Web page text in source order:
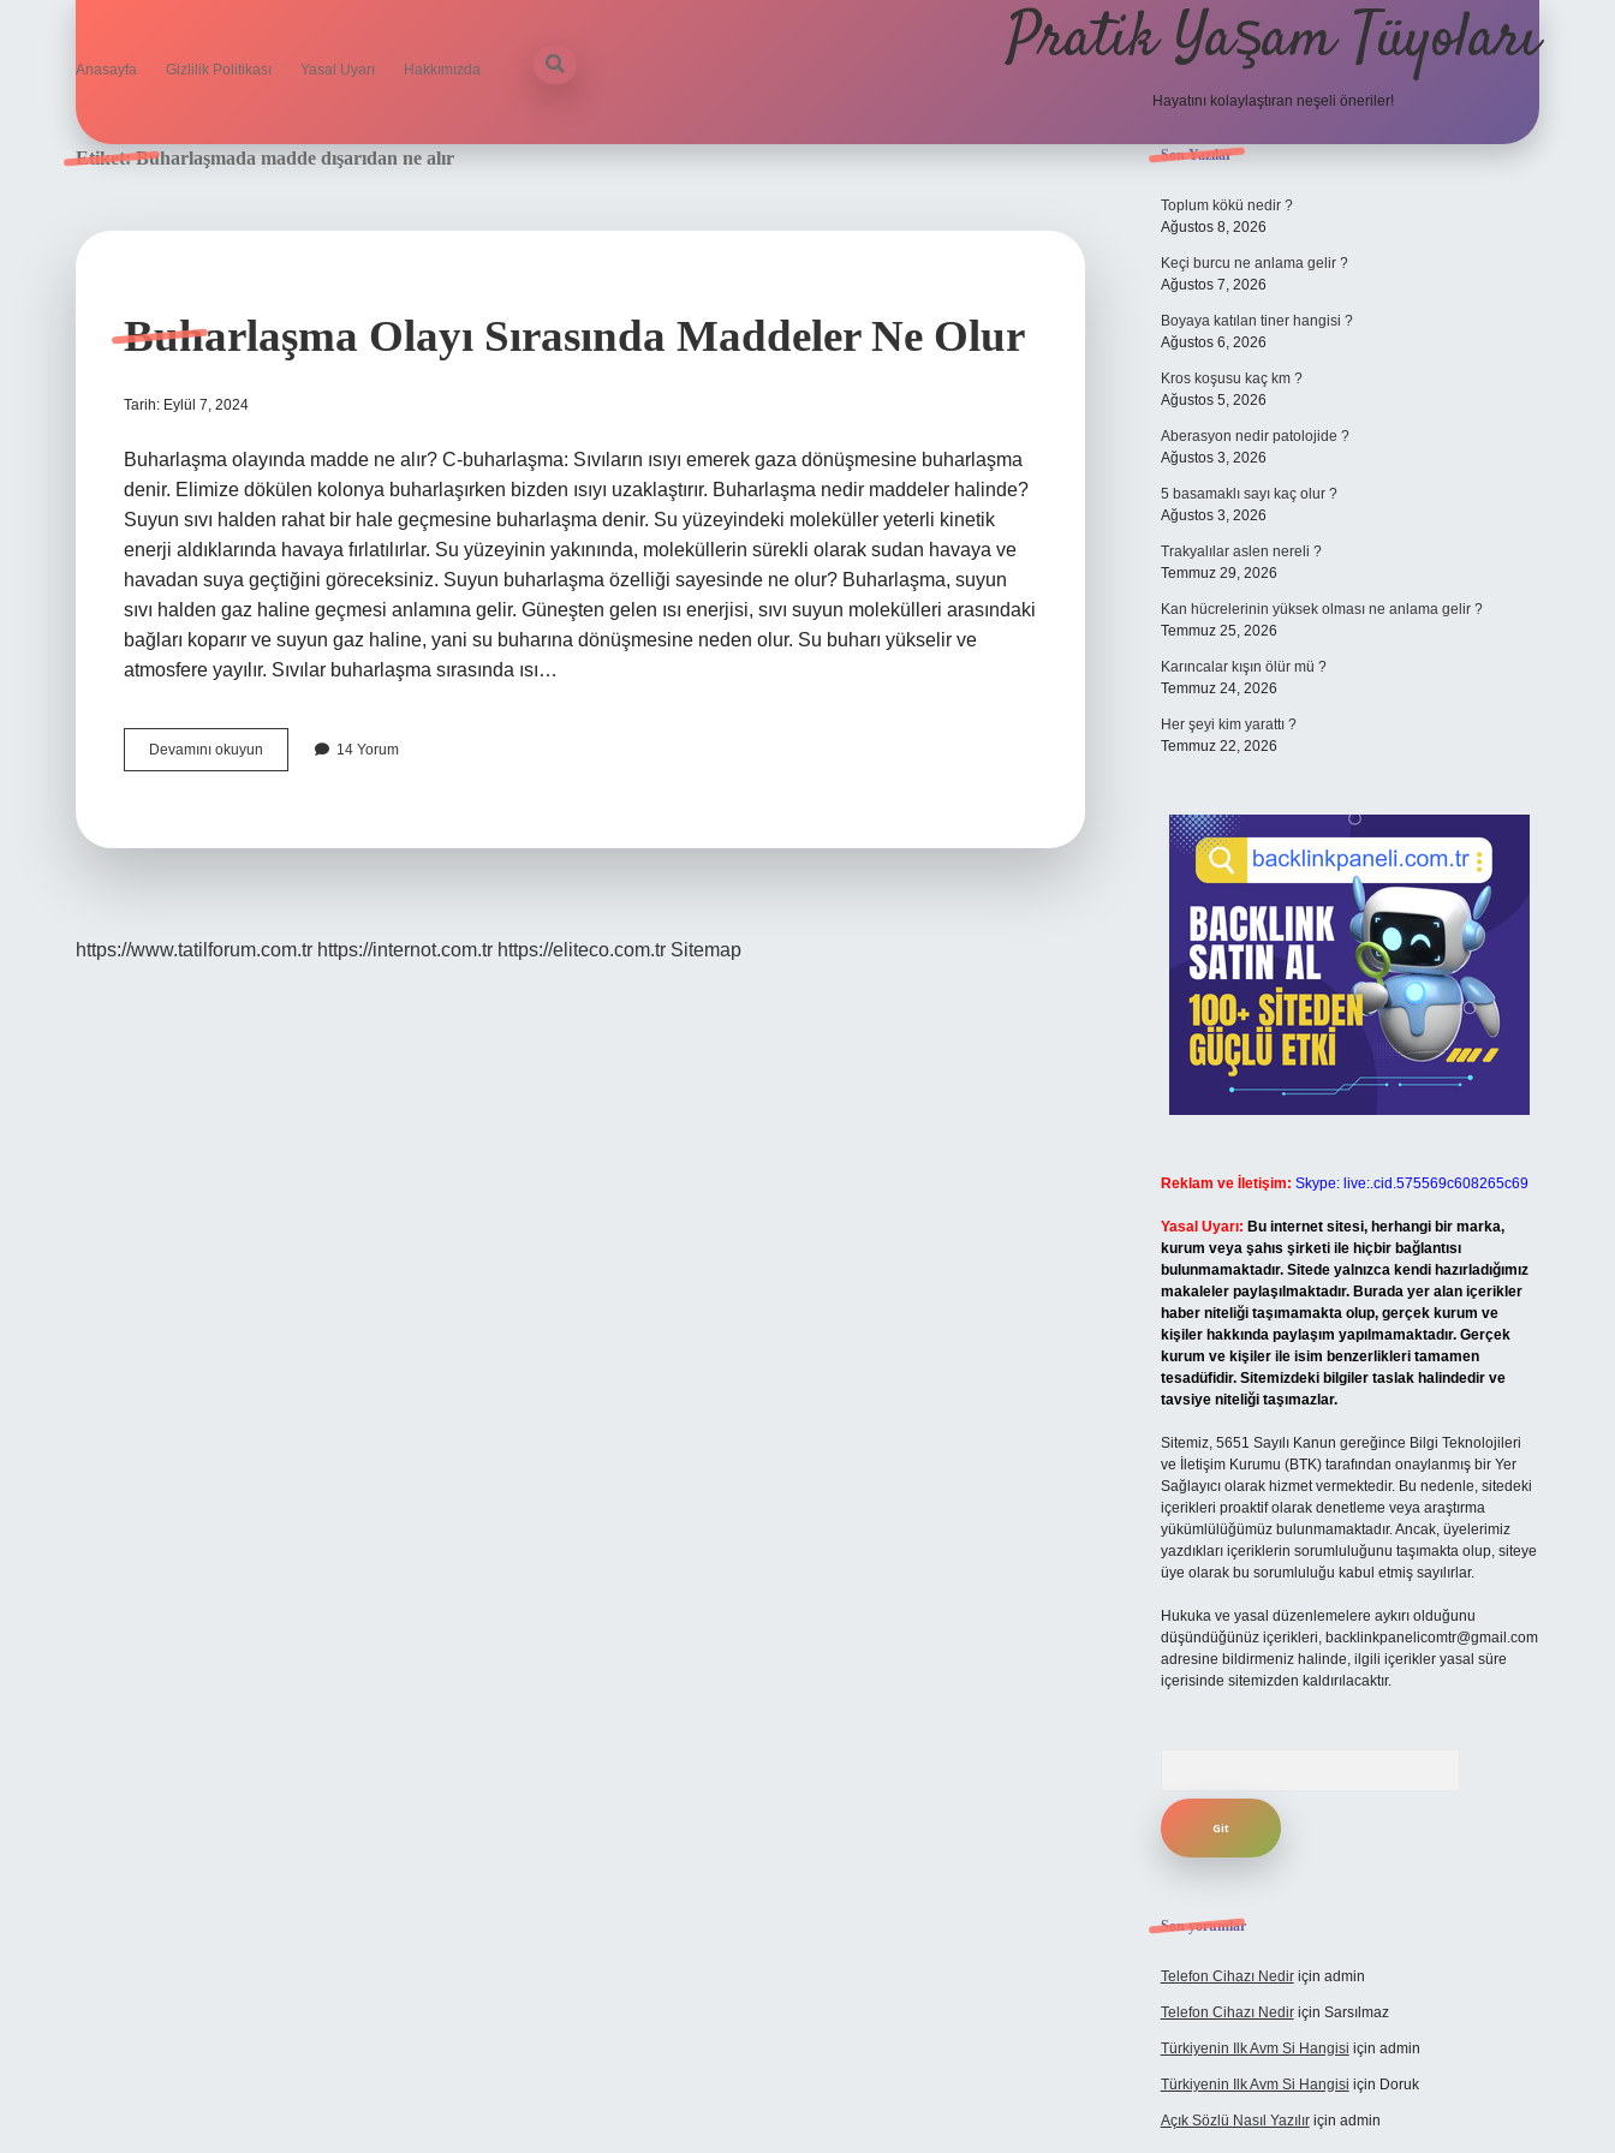
Anasayfa Gizlilik Politikası Yasal Uyarı Hakkımızda Pratik Yaşam Tüyoları
Hayatını kolaylaştıran neşeli öneriler!
Etiket:Buharlaşmada madde dışarıdan ne alır
Buharlaşma Olayı Sırasında Maddeler Ne Olur
Tarih: Eylül 7, 2024
Buharlaşma olayında madde ne alır? C-buharlaşma: Sıvıların ısıyı emerek gaza dönüşmesine buharlaşma
denir. Elimize dökülen kolonya buharlaşırken bizden ısıyı uzaklaştırır. Buharlaşma nedir maddeler halinde?
Suyun sıvı halden rahat bir hale geçmesine buharlaşma denir. Su yüzeyindeki moleküller yeterli kinetik
enerji aldıklarında havaya fırlatılırlar. Su yüzeyinin yakınında, moleküllerin sürekli olarak sudan havaya ve
havadan suya geçtiğini göreceksiniz. Suyun buharlaşma özelliği sayesinde ne olur? Buharlaşma, suyun
sıvı halden gaz haline geçmesi anlamına gelir. Güneşten gelen ısı enerjisi, sıvı suyun molekülleri arasındaki
bağları koparır ve suyun gaz haline, yani su buharına dönüşmesine neden olur. Su buharı yükselir ve
atmosfere yayılır. Sıvılar buharlaşma sırasında ısı…
Devamını okuyun Buharlaşma
Olayı
14 Yorum
https://www.tatilforum.com.tr https://internot.com.tr https://eliteco.com.tr Sitemap
Sidebar
Son Yazılar
Toplum kökü nedir ?
Ağustos 8, 2026
Keçi burcu ne anlama gelir ?
Ağustos 7, 2026
Boyaya katılan tiner hangisi ?
Ağustos 6, 2026
Kros koşusu kaç km ?
Ağustos 5, 2026
Aberasyon nedir patolojide ?
Ağustos 3, 2026
5 basamaklı sayı kaç olur ?
Ağustos 3, 2026
Trakyalılar aslen nereli ?
Temmuz 29, 2026
Kan hücrelerinin yüksek olması ne anlama gelir ?
Temmuz 25, 2026
Karıncalar kışın ölür mü ?
Temmuz 24, 2026
Her şeyi kim yarattı ?
Temmuz 22, 2026
Reklam ve İletişim: Skype: live:.cid.575569c608265c69
Yasal Uyarı: Bu internet sitesi, herhangi bir marka,
kurum veya şahıs şirketi ile hiçbir bağlantısı
bulunmamaktadır. Sitede yalnızca kendi hazırladığımız
makaleler paylaşılmaktadır. Burada yer alan içerikler
haber niteliği taşımamakta olup, gerçek kurum ve
kişiler hakkında paylaşım yapılmamaktadır. Gerçek
kurum ve kişiler ile isim benzerlikleri tamamen
tesadüfidir. Sitemizdeki bilgiler taslak halindedir ve
tavsiye niteliği taşımazlar.
Sitemiz, 5651 Sayılı Kanun gereğince Bilgi Teknolojileri
ve İletişim Kurumu (BTK) tarafından onaylanmış bir Yer
Sağlayıcı olarak hizmet vermektedir. Bu nedenle, sitedeki
içerikleri proaktif olarak denetleme veya araştırma
yükümlülüğümüz bulunmamaktadır. Ancak, üyelerimiz
yazdıkları içeriklerin sorumluluğunu taşımakta olup, siteye
üye olarak bu sorumluluğu kabul etmiş sayılırlar.
Hukuka ve yasal düzenlemelere aykırı olduğunu
düşündüğünüz içerikleri, backlinkpanelicomtr@gmail.com
adresine bildirmeniz halinde, ilgili içerikler yasal süre
içerisinde sitemizden kaldırılacaktır.
Son yorumlar
Telefon Cihazı Nediriçin admin
Telefon Cihazı Nediriçin Sarsılmaz
Türkiyenin Ilk Avm Si Hangisi için admin
Türkiyenin Ilk Avm Si Hangisi için Doruk
Açık Sözlü Nasıl Yazılıriçin admin